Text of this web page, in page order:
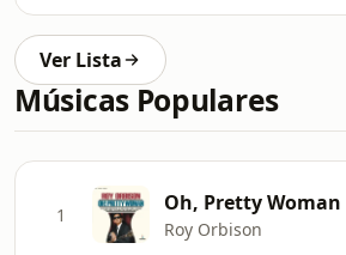
Ver Lista
Músicas Populares
1 Oh, Pretty Woman
Roy Orbison